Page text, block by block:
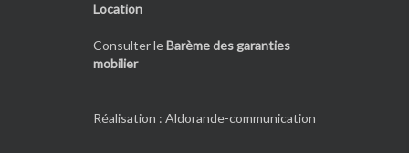
Location
Consulter le Barème des garanties
mobilier
Réalisation : Aldorande-communication